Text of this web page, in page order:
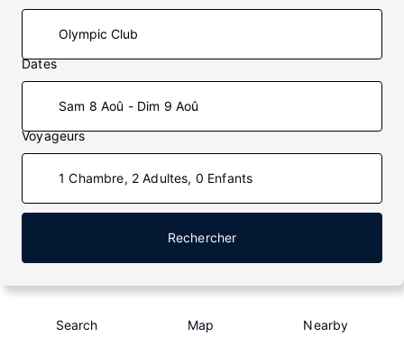
Dates
Sam 8 Aoû - Dim 9 Aoû
Voyageurs
1 Chambre, 2 Adultes, 0 Enfants
Rechercher
Search Map Nearby